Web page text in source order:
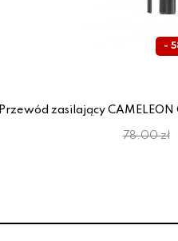
-
Przewód zasilający
78.00 zł